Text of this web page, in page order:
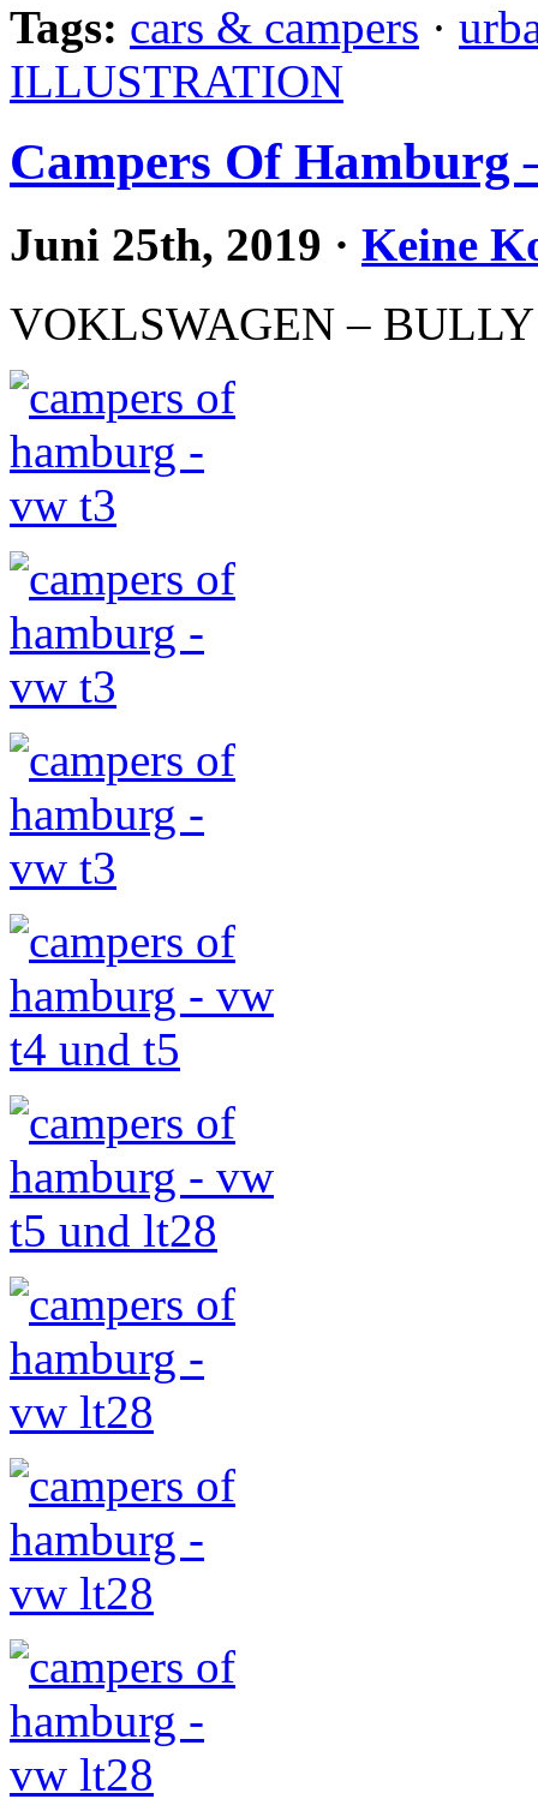
Tags: cars & campers ·
ILLUSTRATION
Campers Of Hamburg
Juni 25th, 2019 · Keine
VOKLSWAGEN –